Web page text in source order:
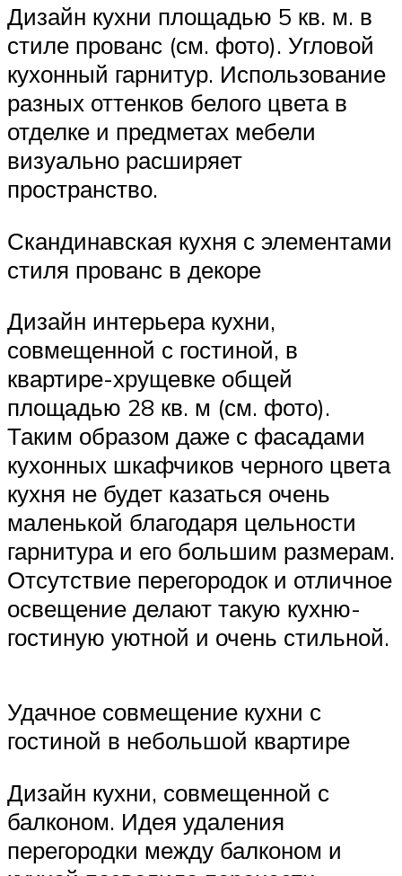
Дизайн кухни площадью 5 кв. м. в
стиле прованс (см. фото). Угловой
кухонный гарнитур. Использование
разных оттенков белого цвета в
отделке и предметах мебели
визуально расширяет
пространство.
Скандинавская кухня с элементами
стиля прованс в декоре
Дизайн интерьера кухни,
совмещенной с гостиной, в
квартире-хрущевке общей
площадью 28 кв. м (см. фото).
Таким образом даже с фасадами
кухонных шкафчиков черного цвета
кухня не будет казаться очень
маленькой благодаря цельности
гарнитура и его большим размерам.
Отсутствие перегородок и отличное
освещение делают такую кухню-
гостиную уютной и очень стильной.
Удачное совмещение кухни с
гостиной в небольшой квартире
Дизайн кухни, совмещенной с
балконом. Идея удаления
перегородки между балконом и